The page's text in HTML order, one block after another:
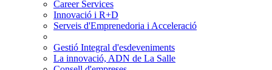
Career Services
Innovació i R+D
Serveis d'Emprenedoria i Acceleració
Gestió Integral d'esdeveniments
La innovació, ADN de La Salle